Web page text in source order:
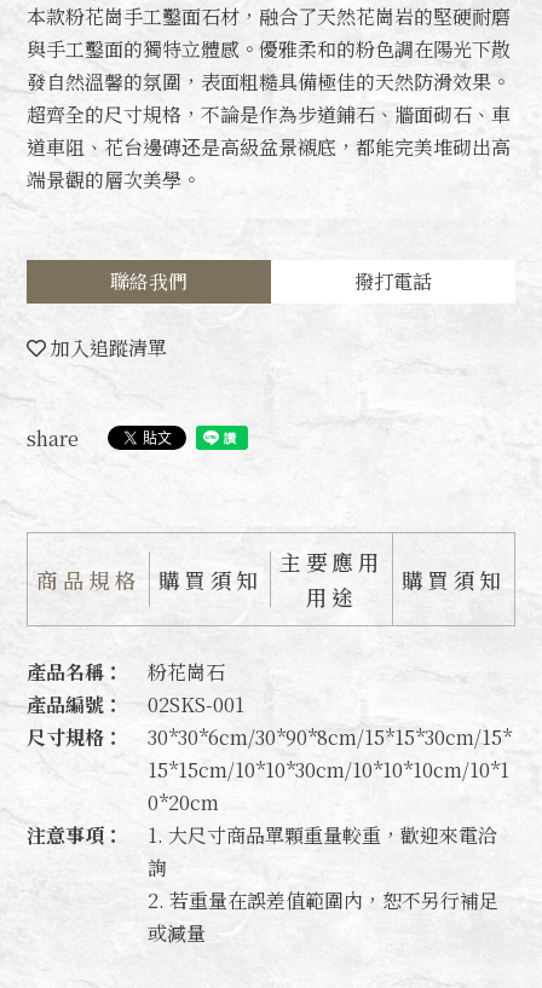
本款粉花崗手工鑿面石材，融合了天然花崗岩的堅硬耐磨
與手工鑿面的獨特立體感。優雅柔和的粉色調在陽光下散
發自然溫馨的氛圍，表面粗糙具備極佳的天然防滑效果。
超齊全的尺寸規格，不論是作為步道鋪石、牆面砌石、車
道車阻、花台邊磚还是高級盆景襯底，都能完美堆砌出高
端景觀的層次美學。
聯絡我們 撥打電話
加入追蹤清單
share
商品規格 購買須知
主要應用
用途
購買須知
產品名稱：
粉花崗石
產品編號：
02SKS-001
尺寸規格：
30*30*6cm/30*90*8cm/15*15*30cm/15*
15*15cm/10*10*30cm/10*10*10cm/10*1
0*20cm
注意事項：
1. 大尺寸商品單顆重量較重，歡迎來電洽
詢
2. 若重量在誤差值範圍內，恕不另行補足
或減量